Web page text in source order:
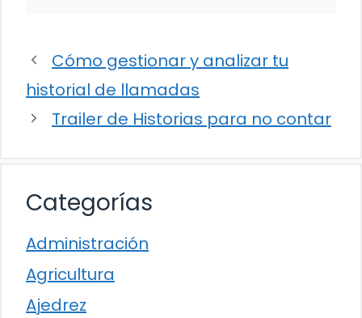
Cómo gestionar y analizar tu
historial de llamadas
Trailer de Historias para no contar
Categorías
Administración
Agricultura
Ajedrez